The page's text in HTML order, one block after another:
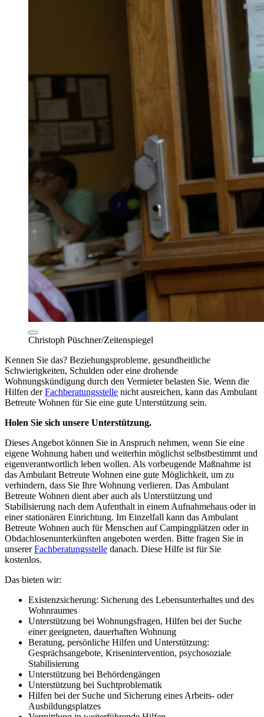
Christoph Püschner/Zeitenspiegel
Kennen Sie das? Beziehungsprobleme, gesundheitliche
Schwierigkeiten, Schulden oder eine drohende
Wohnungskündigung durch den Vermieter belasten Sie. Wenn die
Hilfen derFachberatungsstelle nicht ausreichen, kann das Ambulant
Betreute Wohnen für Sie eine gute Unterstützung sein.
Holen Sie sich unsere Unterstützung.
Dieses Angebot können Sie in Anspruch nehmen, wenn Sie eine
eigene Wohnung haben und weiterhin möglichst selbstbestimmt und
eigenverantwortlich leben wollen. Als vorbeugende Maßnahme ist
das Ambulant Betreute Wohnen eine gute Möglichkeit, um zu
verhindern, dass Sie Ihre Wohnung verlieren. Das Ambulant
Betreute Wohnen dient aber auch als Unterstützung und
Stabilisierung nach dem Aufenthalt in einem Aufnahmehaus oder in
einer stationären Einrichtung. Im Einzelfall kann das Ambulant
Betreute Wohnen auch für Menschen auf Campingplätzen oder in
Obdachlosenunterkünften angeboten werden. Bitte fragen Sie in
unsererFachberatungsstelle danach. Diese Hilfe ist für Sie
kostenlos.
Das bieten wir:
Existenzsicherung: Sicherung des Lebensunterhaltes und des
Wohnraumes
Unterstützung bei Wohnungsfragen, Hilfen bei der Suche
einer geeigneten, dauerhaften Wohnung
Beratung, persönliche Hilfen und Unterstützung:
Gesprächsangebote, Krisenintervention, psychosoziale
Stabilisierung
Unterstützung bei Behördengängen
Unterstützung bei Suchtproblematik
Hilfen bei der Suche und Sicherung eines Arbeits- oder
Ausbildungsplatzes